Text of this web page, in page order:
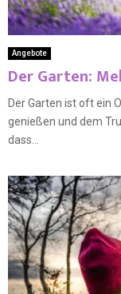
Angebote
Der Garten:
Der Garten ist oft ein
genießen und dem
dass...